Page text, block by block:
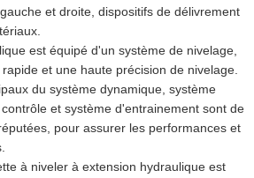
et droite, dispositifs de délivrement
est équipé d'un système de nivelage,
et une haute précision de nivelage.
du système dynamique, système
et système d'entrainement sont de
pour assurer les performances et
à niveler à extension hydraulique est